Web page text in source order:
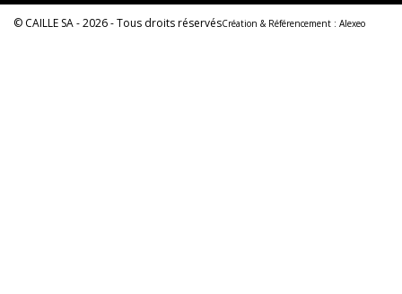
© CAILLE SA - 2026 - Tous droits réservésCréation & Référencement : Alexeo